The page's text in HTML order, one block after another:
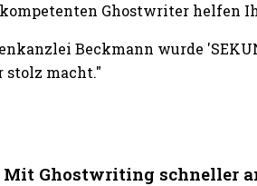
Ghostwriter helfen
Beckmann wurde
stolz macht."
Mit Ghostwriting schneller